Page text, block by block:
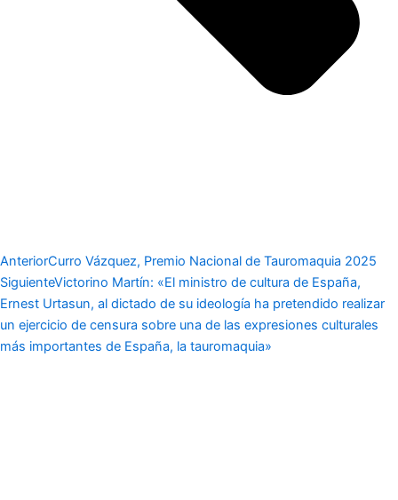
AnteriorCurro Vázquez, Premio Nacional de Tauromaquia 2025
SiguienteVictorino Martín: «El ministro de cultura de España,
Ernest Urtasun, al dictado de su ideología ha pretendido realizar
un ejercicio de censura sobre una de las expresiones culturales
más importantes de España, la tauromaquia»